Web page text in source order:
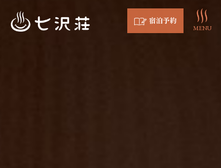
宿泊予約
MENU